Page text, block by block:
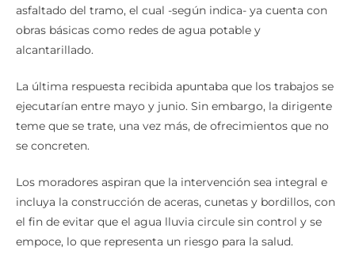
asfaltado del tramo, el cual -según indica- ya cuenta con
obras básicas como redes de agua potable y
alcantarillado.
La última respuesta recibida apuntaba que los trabajos se
ejecutarían entre mayo y junio. Sin embargo, la dirigente
teme que se trate, una vez más, de ofrecimientos que no
se concreten.
Los moradores aspiran que la intervención sea integral e
incluya la construcción de aceras, cunetas y bordillos, con
el fin de evitar que el agua lluvia circule sin control y se
empoce, lo que representa un riesgo para la salud.